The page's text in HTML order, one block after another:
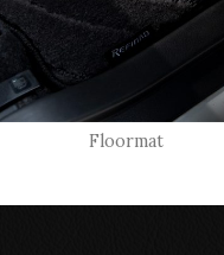
Floormat